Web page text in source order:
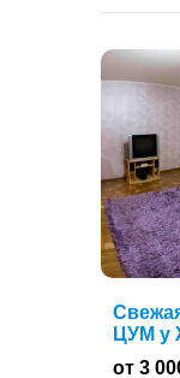
ЦУМ у
от 3